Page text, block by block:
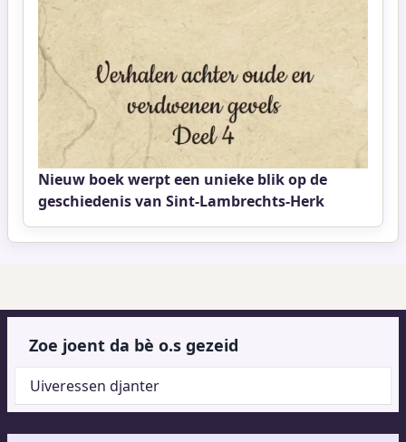
Nieuw boek werpt een unieke blik op de
geschiedenis van Sint-Lambrechts-Herk
Zoe joent da bè o.s gezeid
Uiveressen djanter